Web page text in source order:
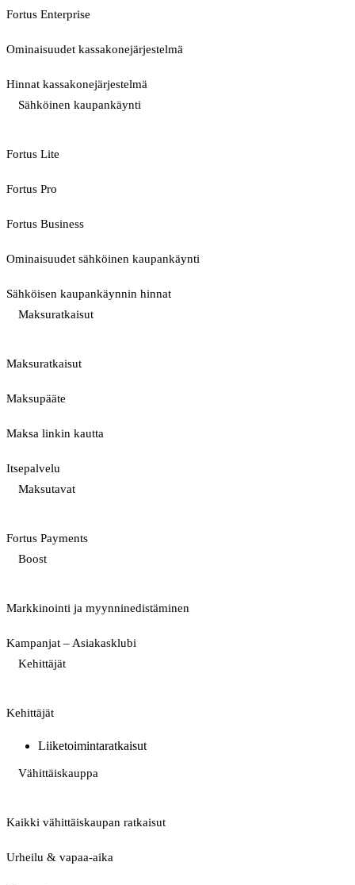
Fortus Enterprise
Ominaisuudet kassakonejärjestelmä
Hinnat kassakonejärjestelmä
Sähköinen kaupankäynti
Fortus Lite
Fortus Pro
Fortus Business
Ominaisuudet sähköinen kaupankäynti
Sähköisen kaupankäynnin hinnat
Maksuratkaisut
Maksuratkaisut
Maksupääte
Maksa linkin kautta
Itsepalvelu
Maksutavat
Fortus Payments
Boost
Markkinointi ja myynninedistäminen
Kampanjat – Asiakasklubi
Kehittäjät
Kehittäjät
Liiketoimintaratkaisut
Vähittäiskauppa
Kaikki vähittäiskaupan ratkaisut
Urheilu & vapaa-aika